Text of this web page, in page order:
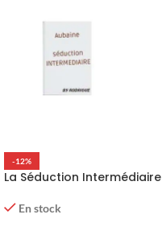
-12%
La Séduction Intermédiaire
En stock